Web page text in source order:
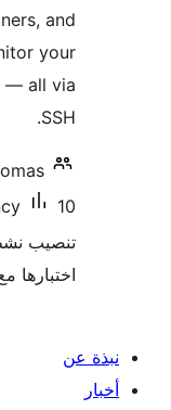
Showcase
قوالب